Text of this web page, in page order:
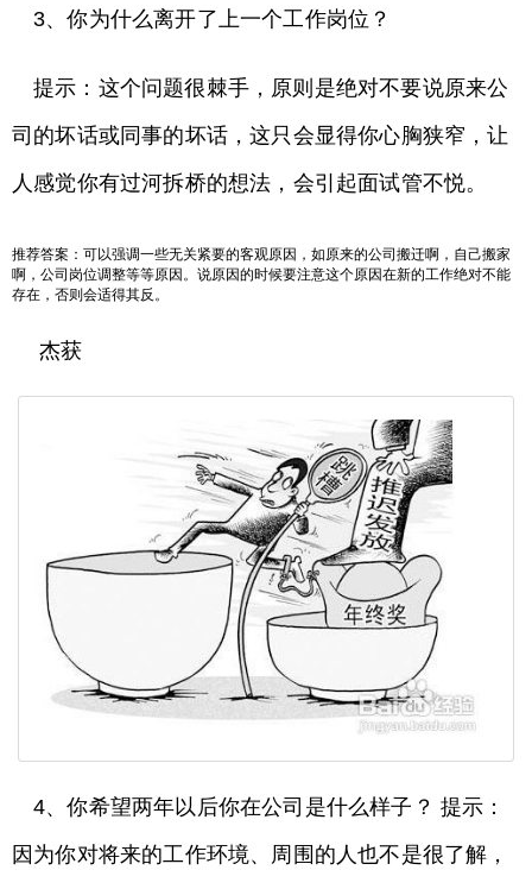
3、你为什么离开了上一个工作岗位？
提示：这个问题很棘手，原则是绝对不要说原来公
司的坏话或同事的坏话，这只会显得你心胸狭窄，让
人感觉你有过河拆桥的想法，会引起面试管不悦。
推荐答案：可以强调一些无关紧要的客观原因，如原来的公司搬迁啊，自己搬家
啊，公司岗位调整等等原因。说原因的时候要注意这个原因在新的工作绝对不能
存在，否则会适得其反。
杰获
4、你希望两年以后你在公司是什么样子？ 提示：
因为你对将来的工作环境、周围的人也不是很了解，